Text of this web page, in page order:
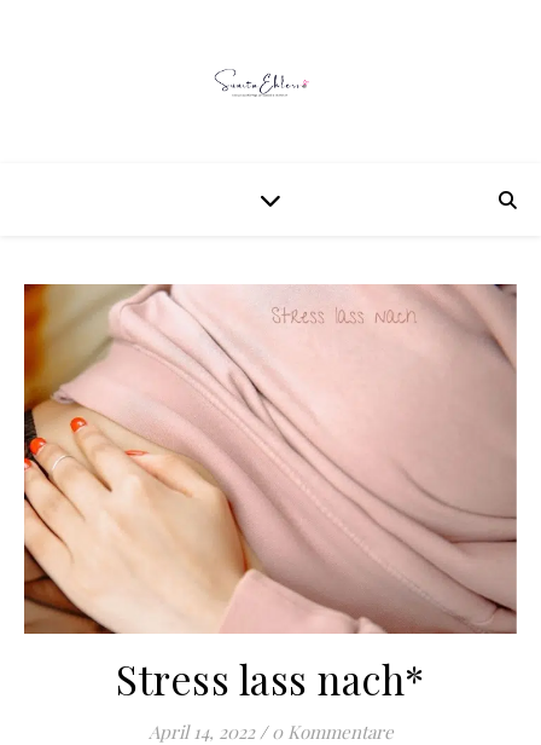
Stress lass nach*
April 14, 2022 / 0 Kommentare